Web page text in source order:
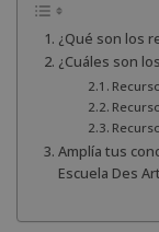
¿Qué son los
¿Cuáles son
Amplía tus
Escuela Des